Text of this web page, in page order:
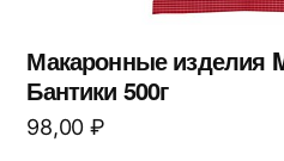
Макаронные изделия
Бантики 500г
98,00 ₽